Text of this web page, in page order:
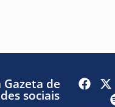
de
sociais